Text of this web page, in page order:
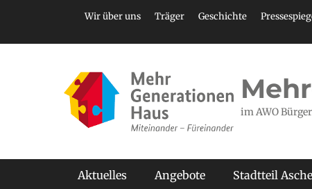
springen
Header Top Menu
Wir über uns Träger Geschichte
im AWO
Primäres Menü
Aktuelles Angebote Stadtteil